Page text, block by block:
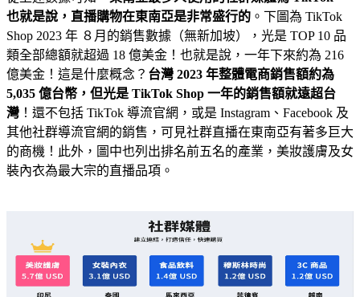
也就是說，直播購物在東南亞是非常盛行的 。下圖為 TikTok
Shop 2023 年 ８月的銷售數據（無新加坡），光是 TOP 10 品
類全部總額就超過 18 億美金！也就是說，一年下來約為 216
億美金！這是什麼概念？ 台灣 2023 年整體電商銷售額約為
5,035 億台幣，但光是 TikTok Shop 一年的銷售額就遠超台
灣 ！還不包括 TikTok 導流官網，或是 Instagram、Facebook 及
其他社群導流官網的銷售，可見社群直播在東南亞有著多巨大
的商機！此外，圖中也列出排名前五名的產業，美妝護膚及女
裝內衣為最大宗的直播品項。